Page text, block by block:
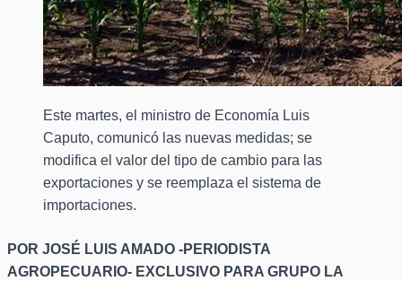
Este martes, el ministro de Economía Luis
Caputo, comunicó las nuevas medidas; se
modifica el valor del tipo de cambio para las
exportaciones y se reemplaza el sistema de
importaciones.
POR JOSÉ LUIS AMADO -PERIODISTA
AGROPECUARIO- EXCLUSIVO PARA GRUPO LA